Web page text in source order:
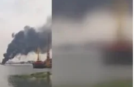
luật ngân
phủ đóng